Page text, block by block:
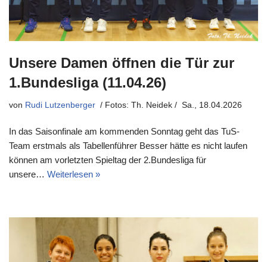
Unsere Damen öffnen die Tür zur
1.Bundesliga (11.04.26)
von Rudi Lutzenberger Sa., 18.04.2026
In das Saisonfinale am kommenden Sonntag geht das TuS-
Team erstmals als Tabellenführer Besser hätte es nicht laufen
können am vorletzten Spieltag der 2.Bundesliga für
unsere… Weiterlesen »